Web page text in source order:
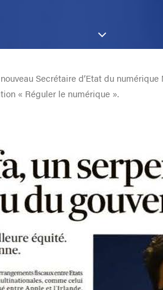
Secrétaire d’Etat du
« Réguler le numérique ».